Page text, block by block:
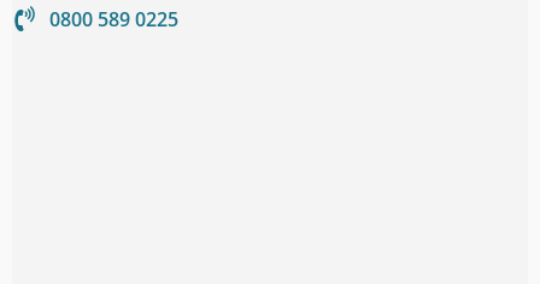
0800 589 0225